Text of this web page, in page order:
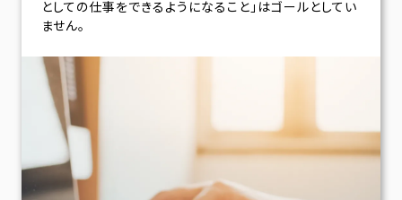
としての仕事をできるようになること」はゴールとしてい
ません。